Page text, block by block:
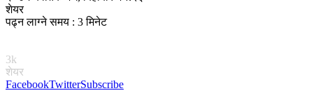
शेयर
पढ्न लाग्ने समय : 3 मिनेट
3k
शेयर
FacebookTwitterSubscribe